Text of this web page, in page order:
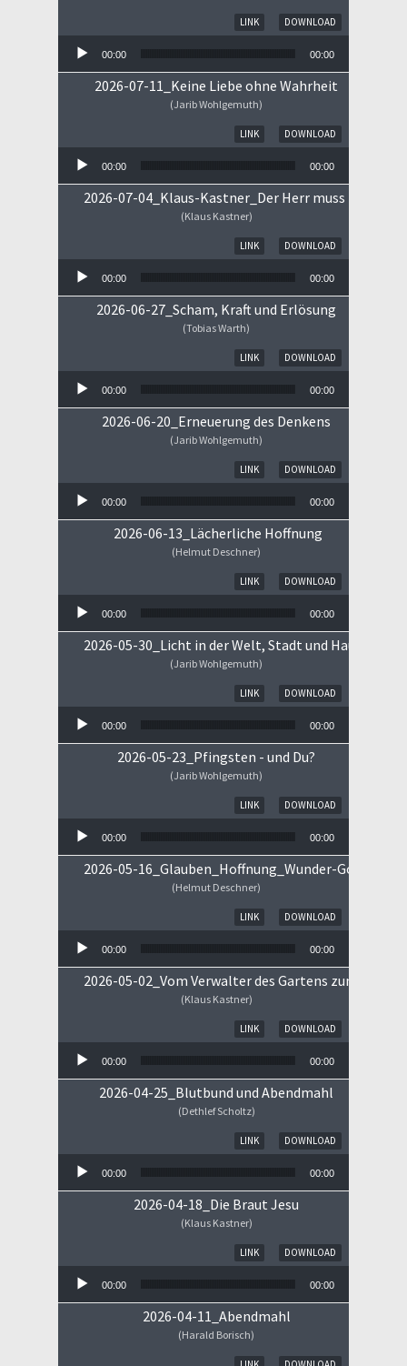
DOWNLOAD
LINK
00:00 00:00
2026-07-11_Keine Liebe ohne Wahrheit
(Jarib Wohlgemuth)
DOWNLOAD
LINK
00:00 00:00
2026-07-04_Klaus-Kastner_Der Herr muss im
(Klaus Kastner)
DOWNLOAD
LINK
00:00 00:00
2026-06-27_Scham, Kraft und Erlösung
(Tobias Warth)
DOWNLOAD
LINK
00:00 00:00
2026-06-20_Erneuerung des Denkens
(Jarib Wohlgemuth)
DOWNLOAD
LINK
00:00 00:00
2026-06-13_Lächerliche Hoffnung
(Helmut Deschner)
DOWNLOAD
LINK
00:00 00:00
2026-05-30_Licht in der Welt, Stadt und Haus
(Jarib Wohlgemuth)
DOWNLOAD
LINK
00:00 00:00
2026-05-23_Pfingsten - und Du?
(Jarib Wohlgemuth)
DOWNLOAD
LINK
00:00 00:00
2026-05-16_Glauben_Hoffnung_Wunder-
(Helmut Deschner)
DOWNLOAD
LINK
00:00 00:00
2026-05-02_Vom Verwalter des Gartens zum
(Klaus Kastner)
DOWNLOAD
LINK
00:00 00:00
2026-04-25_Blutbund und Abendmahl
(Dethlef Scholtz)
DOWNLOAD
LINK
00:00 00:00
2026-04-18_Die Braut Jesu
(Klaus Kastner)
DOWNLOAD
LINK
00:00 00:00
2026-04-11_Abendmahl
(Harald Borisch)